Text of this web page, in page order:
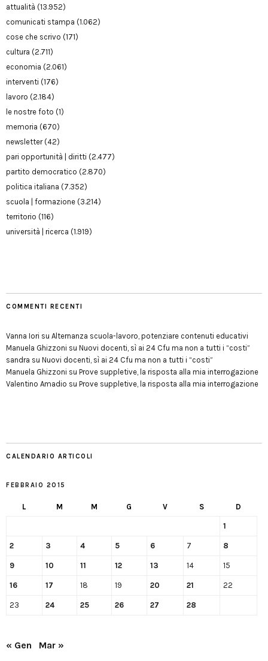
attualità (13.952)
comunicati stampa (1.062)
cose che scrivo (171)
cultura (2.711)
economia (2.061)
interventi (176)
lavoro (2.184)
le nostre foto (1)
memoria (670)
newsletter(42)
pari opportunità | diritti (2.477)
partito democratico (2.870)
politica italiana (7.352)
scuola | formazione (3.214)
territorio (116)
università | ricerca (1.919)
COMMENTI RECENTI
Vanna Iori su Alternanza scuola-lavoro, potenziare contenuti educativi
Manuela Ghizzoni su Nuovi docenti, sì ai 24 Cfu ma non a tutti i “costi”
sandra su Nuovi docenti, sì ai 24 Cfu ma non a tutti i “costi”
Manuela Ghizzoni su Prove suppletive, la risposta alla mia interrogazione
Valentino Amadio su Prove suppletive, la risposta alla mia interrogazione
CALENDARIO ARTICOLI
FEBBRAIO 2015
L M M G V S D
1
2 3 4 5 6 7 8
9 10 11 12 13 14 15
16 17 18 19 20 21 22
23 24 25 26 27 28
« Gen Mar »